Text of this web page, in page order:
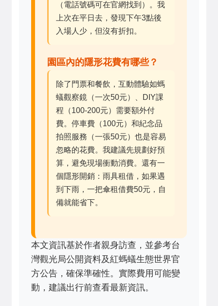
（電話號碼可在官網找到）。我
上次在平日去，發現下午3點後
入場人少，但沒有折扣。
園區內的隱形花費有哪些？
除了門票和餐飲，互動體驗如螞
蟻觀察鏡（一次50元）、DIY課
程（100-200元）需要額外付
費。停車費（100元）和紀念品
拍照服務（一張50元）也是容易
忽略的花費。我建議先規劃好預
算，避免現場衝動消費。還有一
個隱形開銷：雨具租借，如果遇
到下雨，一把傘租借費50元，自
備就能省下。
本文資訊基於作者親身訪查，並參考台
灣觀光局公開資料及紅螞蟻生態世界官
方公告，確保準確性。實際費用可能變
動，建議出行前查看最新資訊。